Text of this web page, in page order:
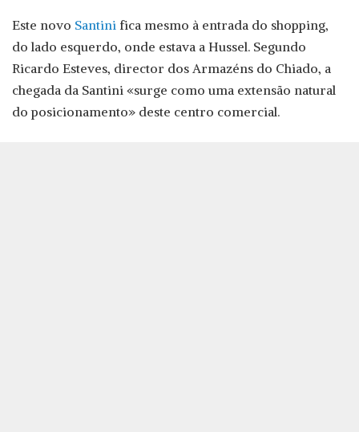
Este novo Santini fica mesmo à entrada do shopping,
do lado esquerdo, onde estava a Hussel. Segundo
Ricardo Esteves, director dos Armazéns do Chiado, a
chegada da Santini «surge como uma extensão natural
do posicionamento» deste centro comercial.